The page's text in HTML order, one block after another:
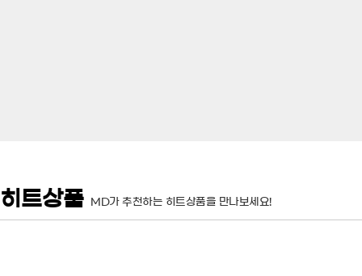
히트상품 MD가 추천하는 히트상품을 만나보세요!